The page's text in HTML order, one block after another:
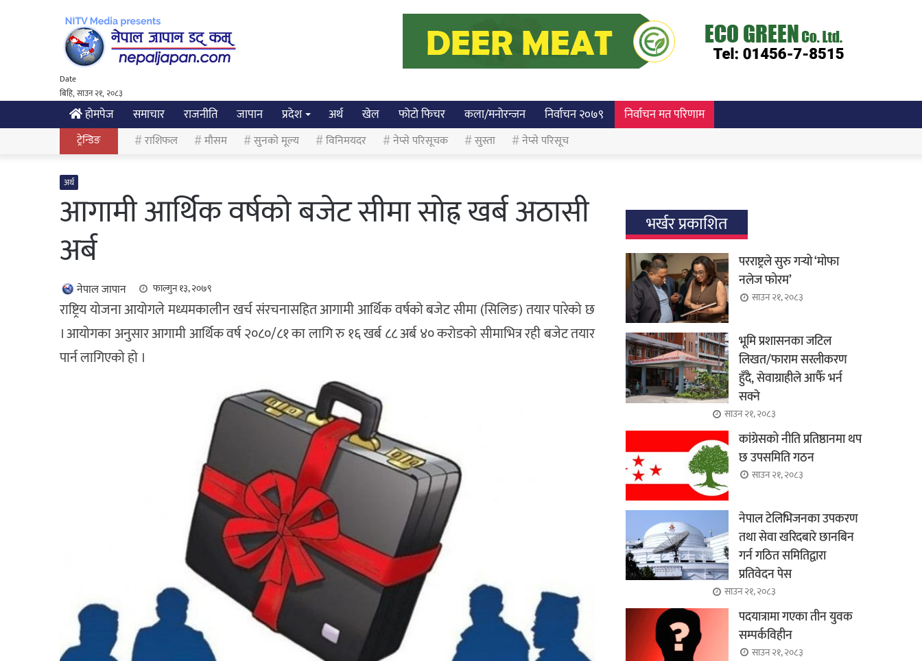
Date
बिहि, साउन २१, २०८३
होमपेज समाचार राजनीति जापान प्रदेश अर्थ खेल फोटो फिचर कला/मनोरन्जन निर्वाचन २०७९ निर्वाचन मत परिणाम
ट्रेन्डिङ राशिफल मौसम सुनको मूल्य विनिमयदर नेप्से परिसूचक सुस्ता नेप्से परिसूच
अर्थ
आगामी आर्थिक वर्षको बजेट सीमा सोह्र खर्ब अठासी
अर्ब
नेपाल जापान फाल्गुन १३, २०७९
राष्ट्रिय योजना आयोगले मध्यमकालीन खर्च संरचनासहित आगामी आर्थिक वर्षको बजेट सीमा (सिलिङ) तयार पारेको छ
। आयोगका अनुसार आगामी आर्थिक वर्ष २०८०/८१ का लागि रु १६ खर्ब ८८ अर्ब ४० करोडको सीमाभित्र रही बजेट तयार
पार्न लागिएको हो ।
भर्खर प्रकाशित
परराष्ट्रले सुरु गर्‍यो ‘मोफा
नलेज फोरम’
साउन २१, २०८३
भूमि प्रशासनका जटिल
लिखत/फाराम सरलीकरण
हुँदै, सेवाग्राहीले आफैँ भर्न
सक्ने
साउन २१, २०८३
कांग्रेसको नीति प्रतिष्ठानमा थप
छ उपसमिति गठन
साउन २१, २०८३
नेपाल टेलिभिजनका उपकरण
तथा सेवा खरिदबारे छानबिन
गर्न गठित समितिद्वारा
प्रतिवेदन पेस
साउन २१, २०८३
पदयात्रामा गएका तीन युवक
सम्पर्कविहीन
साउन २१, २०८३